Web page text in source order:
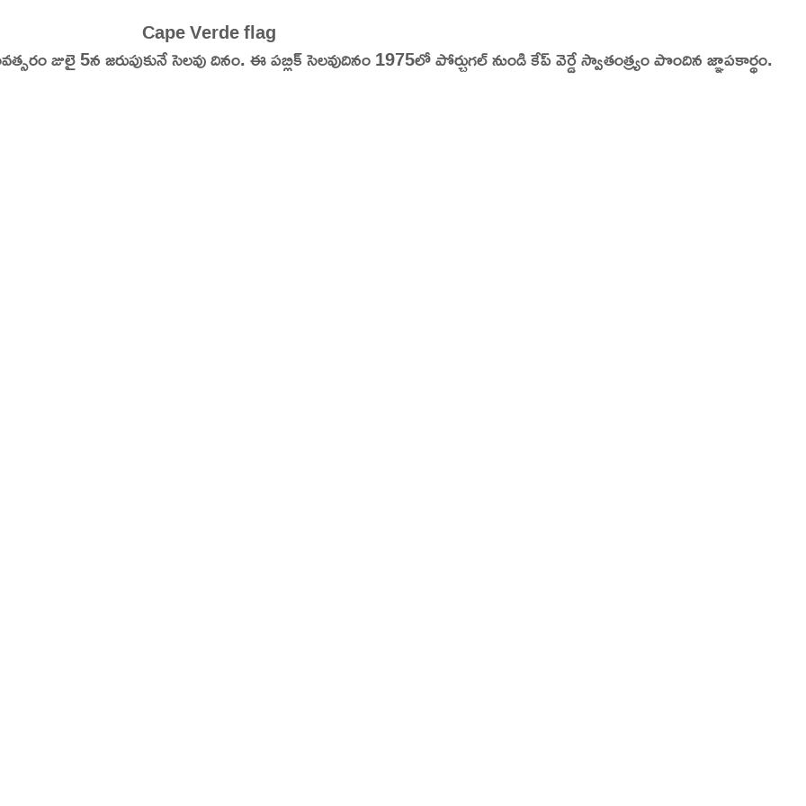
| Today in India | What Happened Today in India | Charitralo eroju | charitra lo eroju |
జులై 5న జరుపుకునే సెలవు దినం. ఈ పబ్లిక్ సెలవుదినం 1975లో పోర్చుగల్ నుండి కేప్ వెర్డే స్వాతంత్ర్యం పొందిన జ్ఞాపకార్థం.